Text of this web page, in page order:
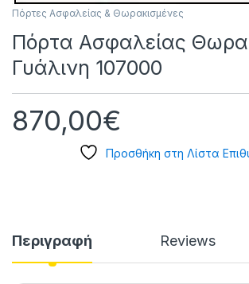
Πόρτες Ασφαλείας & Θωρακισμένες
Πόρτα Ασφαλείας
Γυάλινη 107000
870,00€
Προσθήκη στη Λίστα
Περιγραφή Reviews